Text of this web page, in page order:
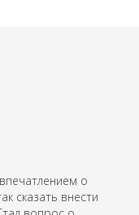
о
сказать внести